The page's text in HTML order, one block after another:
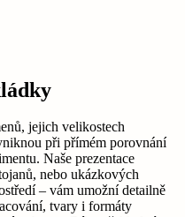
jejich velikostech
při přímém porovnání
Naše prezentace
nebo ukázkových
– vám umožní detailně
tvary i formáty